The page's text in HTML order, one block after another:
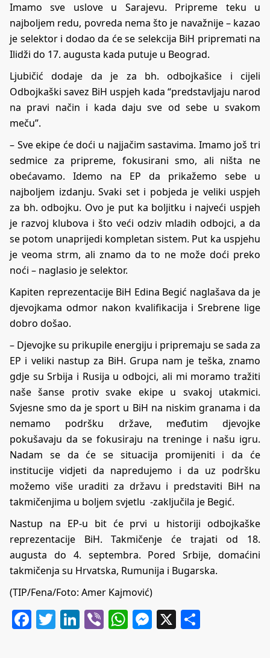
Imamo sve uslove u Sarajevu. Pripreme teku u
najboljem redu, povreda nema što je navažnije – kazao
je selektor i dodao da će se selekcija BiH pripremati na
Ilidži do 17. augusta kada putuje u Beograd.
Ljubičić dodaje da je za bh. odbojkašice i cijeli
Odbojkaški savez BiH uspjeh kada “predstavljaju narod
na pravi način i kada daju sve od sebe u svakom
meču”.
– Sve ekipe će doći u najjačim sastavima. Imamo još tri
sedmice za pripreme, fokusirani smo, ali ništa ne
obećavamo. Idemo na EP da prikažemo sebe u
najboljem izdanju. Svaki set i pobjeda je veliki uspjeh
za bh. odbojku. Ovo je put ka boljitku i najveći uspjeh
je razvoj klubova i što veći odziv mladih odbojci, a da
se potom unaprijedi kompletan sistem. Put ka uspjehu
je veoma strm, ali znamo da to ne može doći preko
noći – naglasio je selektor.
Kapiten reprezentacije BiH Edina Begić naglašava da je
djevojkama odmor nakon kvalifikacija i Srebrene lige
dobro došao.
– Djevojke su prikupile energiju i pripremaju se sada za
EP i veliki nastup za BiH. Grupa nam je teška, znamo
gdje su Srbija i Rusija u odbojci, ali mi moramo tražiti
naše šanse protiv svake ekipe u svakoj utakmici.
Svjesne smo da je sport u BiH na niskim granama i da
nemamo podršku države, međutim djevojke
pokušavaju da se fokusiraju na treninge i našu igru.
Nadam se da će se situacija promijeniti i da će
institucije vidjeti da napredujemo i da uz podršku
možemo više uraditi za državu i predstaviti BiH na
takmičenjima u boljem svjetlu -zaključila je Begić.
Nastup na EP-u bit će prvi u historiji odbojkaške
reprezentacije BiH. Takmičenje će trajati od 18.
augusta do 4. septembra. Pored Srbije, domaćini
takmičenja su Hrvatska, Rumunija i Bugarska.
(TIP/Fena/Foto: Amer Kajmović)
Facebook
Twitter
LinkedIn
ViberWhatsApp
Messenger
X